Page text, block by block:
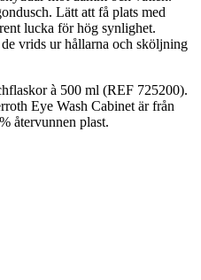
Lätt att få plats med
lucka för hög synlighet.
vrids ur hållarna och sköljning
à 500 ml (REF 725200).
Eye Wash Cabinet är från
återvunnen plast.